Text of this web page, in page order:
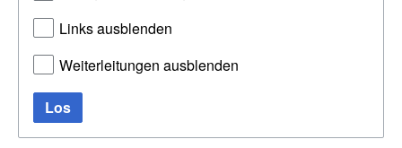
Links ausblenden
Weiterleitungen ausblenden
Los